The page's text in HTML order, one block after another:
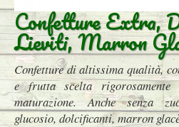
Confetture Extra,
Lieviti, Marron
Confetture di altissima qualità,
e frutta scelta
maturazione. Anche senza
glucosio, dolcificanti, marron